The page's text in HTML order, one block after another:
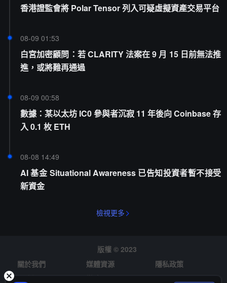
香港證監會將 Polar Tensor 列入可疑虛擬資產交易平台
08-09 01:53
白宮加密顧問：若 CLARITY 法案在 9 月 15 日前無法推
進，或將難再通過
08-09 00:58
數據：某以太坊 IC0 參與者沉寂 11 年後向 Coinbase 存
入 0.1 枚 ETH
08-08 14:49
AI 基金 Situational Awareness 已告知投資者暫不接受
新資金
檢視更多
版權 © 2023
關於我們
媒體資源
隱私政策
風險提示
徵才